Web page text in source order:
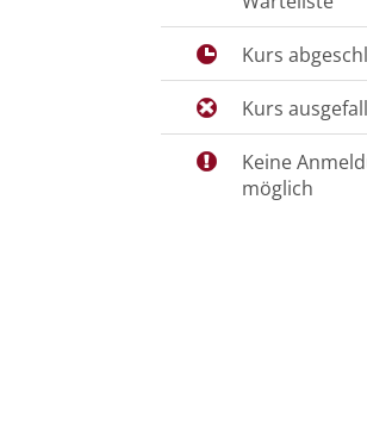
Kurs
Kurs
Keine
möglich